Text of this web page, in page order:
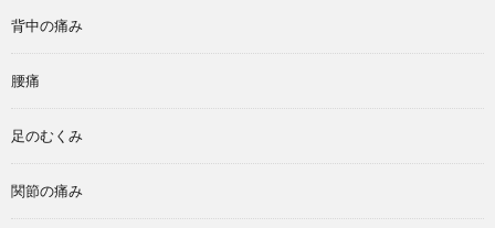
背中の痛み
腰痛
足のむくみ
関節の痛み